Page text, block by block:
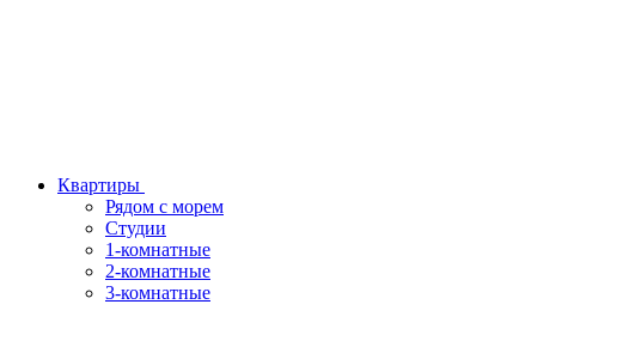
Квартиры
Рядом с морем
Студии
1-комнатные
2-комнатные
3-комнатные